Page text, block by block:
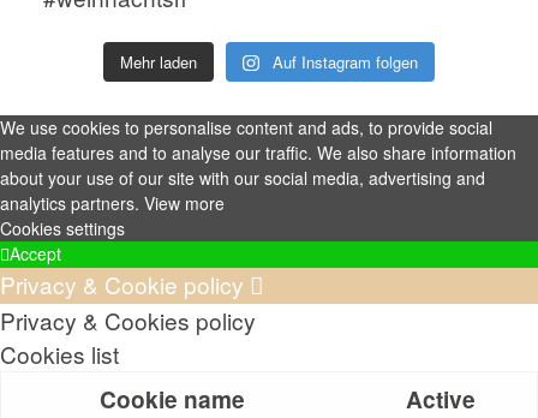
Mehr laden Auf Instagram folgen
We use cookies to personalise content and ads, to provide social
media features and to analyse our traffic. We also share information
about your use of our site with our social media, advertising and
analytics partners. View more
Cookies settings
Accept
Privacy & Cookie policy
Privacy & Cookies policy
Cookies list
Cookie name
Active